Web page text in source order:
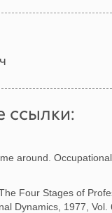
ссылки:
around.
Four Stages of
Dynamics, 1977,